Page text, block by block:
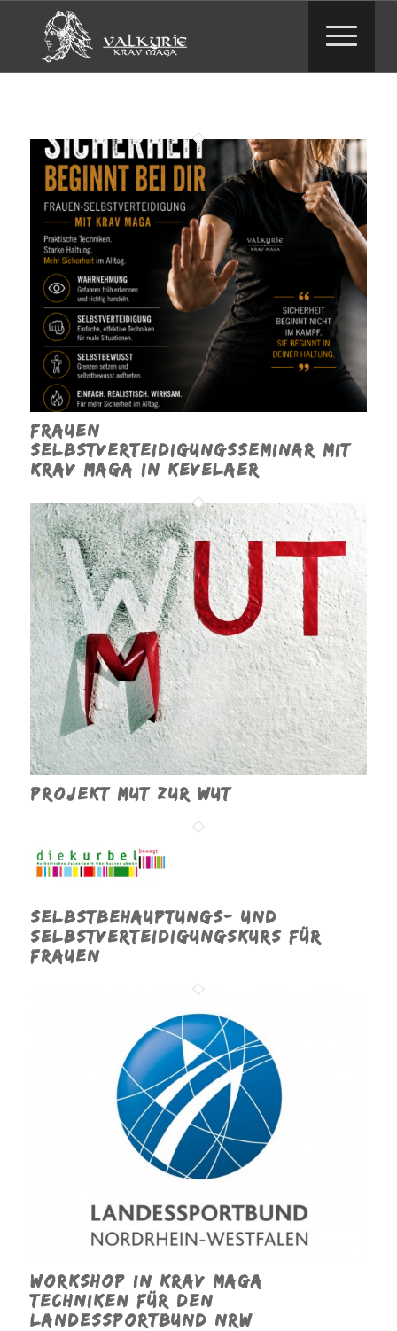
Frauen
Selbstverteidigungsseminar mit
Krav Maga in Kevelaer
Projekt Mut zur Wut
Selbstbehauptungs- und
Selbstverteidigungskurs für
Frauen
Workshop in Krav Maga
Techniken für den
Landessportbund NRW